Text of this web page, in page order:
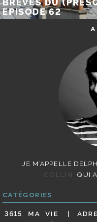
BRÈVES DU
EPISODE 62
A
JE M’APPELLE
COLLIN
QUI
CATÉGORIES
3615 MA VIE